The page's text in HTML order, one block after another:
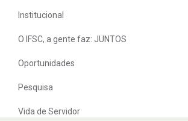
Institucional
O IFSC, a gente faz: JUNTOS
Oportunidades
Pesquisa
Vida de Servidor